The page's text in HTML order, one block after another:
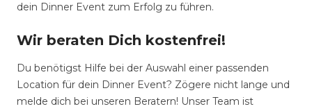
dein Dinner Event zum Erfolg zu führen.
Wir beraten Dich kostenfrei!
Du benötigst Hilfe bei der Auswahl einer passenden
Location für dein Dinner Event? Zögere nicht lange und
melde dich bei unseren Beratern! Unser Team ist